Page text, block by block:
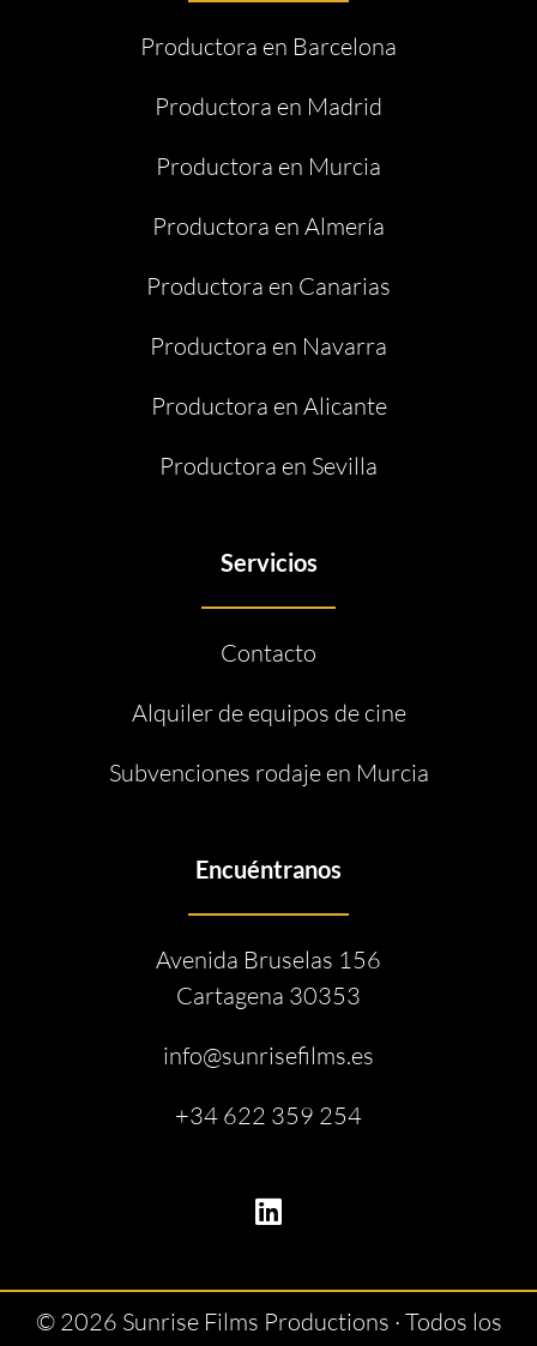
Productora en Barcelona
Productora en Madrid
Productora en Murcia
Productora en Almería
Productora en Canarias
Productora en Navarra
Productora en Alicante
Productora en Sevilla
Servicios
Contacto
Alquiler de equipos de cine
Subvenciones rodaje en Murcia
Encuéntranos
Avenida Bruselas 156
Cartagena 30353
info@sunrisefilms.es
+34 622 359 254
© 2026 Sunrise Films Productions · Todos los